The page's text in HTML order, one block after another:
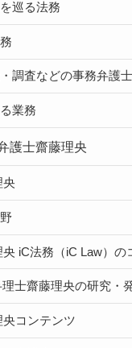
巡る法務
調査などの事務弁護
業務
護士齋藤理央
央
iC法務（iC Law）の
士齋藤理央の研究・
コンテンツ